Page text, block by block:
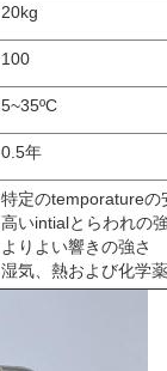
20kg
100
5~35ºC
0.5年
特定のtemporatureの
高いintialとらわれの
よりよい響きの強さ
湿気、熱および化学